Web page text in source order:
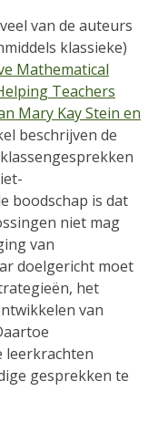
van de auteurs
klassieke)
Mathematical
Teachers
Mary Kay Stein en
beschrijven de
boodschap is dat
niet mag
van
doelgericht moet
het
van
leerkrachten
gesprekken te